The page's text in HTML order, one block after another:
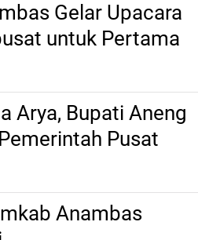
Gelar Upacara
untuk Pertama
Arya, Bupati Aneng
Pusat
Anambas